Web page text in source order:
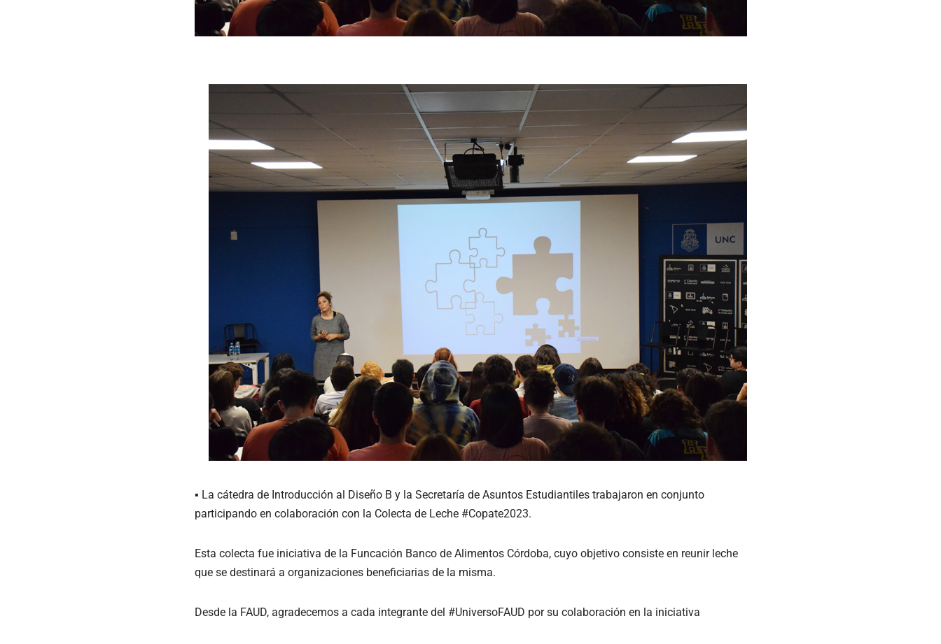
▪ La cátedra de Introducción al Diseño B y la Secretaría de Asuntos Estudiantiles trabajaron en conjunto
participando en colaboración con la Colecta de Leche #Copate2023.
Esta colecta fue iniciativa de la Funcación Banco de Alimentos Córdoba, cuyo objetivo consiste en reunir leche
que se destinará a organizaciones beneficiarias de la misma.
Desde la FAUD, agradecemos a cada integrante del #UniversoFAUD por su colaboración en la iniciativa